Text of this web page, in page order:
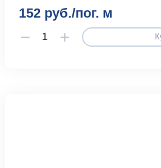
152 руб./пог. м